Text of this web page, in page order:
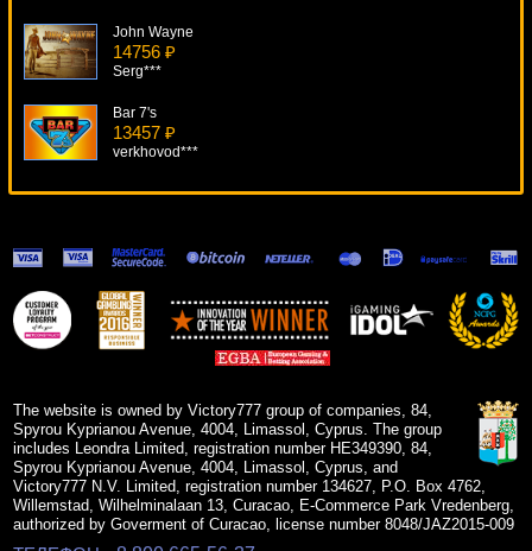
John Wayne
14756 ₽
Serg***
Bar 7's
13457 ₽
verkhovod***
The Jazz Club
13531 ₽
sgvwood***
Sin City Nights
The website is owned by Victory777 group of companies, 84,
Spyrou Kyprianou Avenue, 4004, Limassol, Cyprus. The group
includes Leondra Limited, registration number HE349390, 84,
Spyrou Kyprianou Avenue, 4004, Limassol, Cyprus, and
Victory777 N.V. Limited, registration number 134627, P.O. Box 4762,
Willemstad, Wilhelminalaan 13, Curacao, E-Commerce Park Vredenberg,
authorized by Goverment of Curacao, license number 8048/JAZ2015-009